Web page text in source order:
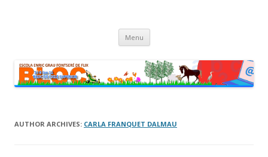
de Flix
Menu Skip
content
AUTHOR ARCHIVES: CARLA FRANQUET DALMAU